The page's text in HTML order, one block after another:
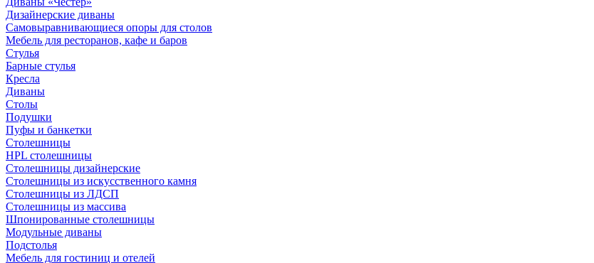
Дизайнерские диваны
Самовыравнивающиеся опоры для столов
Мебель для ресторанов, кафе и баров
Стулья
Барные стулья
Кресла
Диваны
Столы
Подушки
Пуфы и банкетки
Столешницы
HPL столешницы
Столешницы дизайнерские
Столешницы из искусственного камня
Столешницы из ЛДСП
Столешницы из массива
Шпонированные столешницы
Модульные диваны
Подстолья
Мебель для гостиниц и отелей